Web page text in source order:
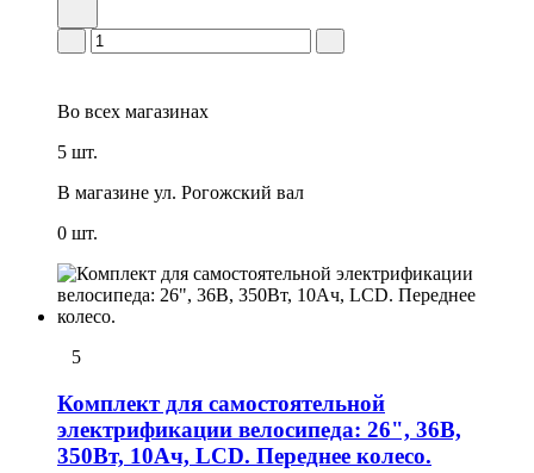
Во всех магазинах
5 шт.
В магазине ул. Рогожский вал
0 шт.
5
Комплект для самостоятельной
электрификации велосипеда: 26", 36В,
350Вт, 10Ач, LCD. Переднее колесо.